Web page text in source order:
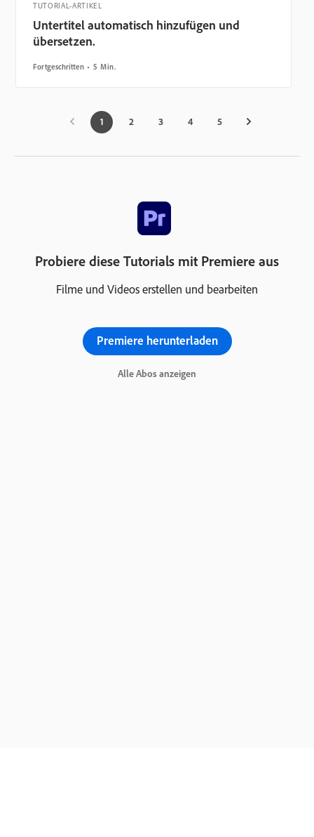
TUTORIAL-ARTIKEL
Untertitel automatisch hinzufügen und
übersetzen.
Fortgeschritten 5 Min.
1 2 3 4 5
Probiere diese Tutorials mit Premiere aus
Filme und Videos erstellen und bearbeiten
Premiere herunterladen
Alle Abos anzeigen